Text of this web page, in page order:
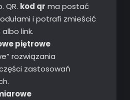
QR. kod qr ma postać
i potrafi zmieścić
link.
piętrowe
rozwiązania
zastosowań